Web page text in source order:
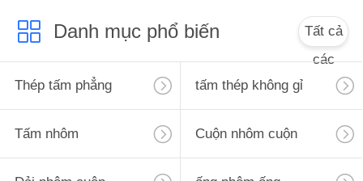
Danh mục phổ biến
Tất cả
các
Thép tấm phẳng
tấm thép không gỉ
Tấm nhôm Cuộn nhôm cuộn